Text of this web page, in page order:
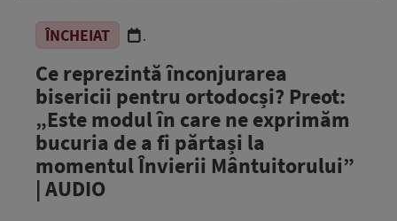
ÎNCHEIAT .
Ce reprezintă înconjurarea
bisericii pentru ortodocși? Preot:
„Este modul în care ne exprimăm
bucuria de a fi părtași la
momentul Învierii Mântuitorului”
| AUDIO